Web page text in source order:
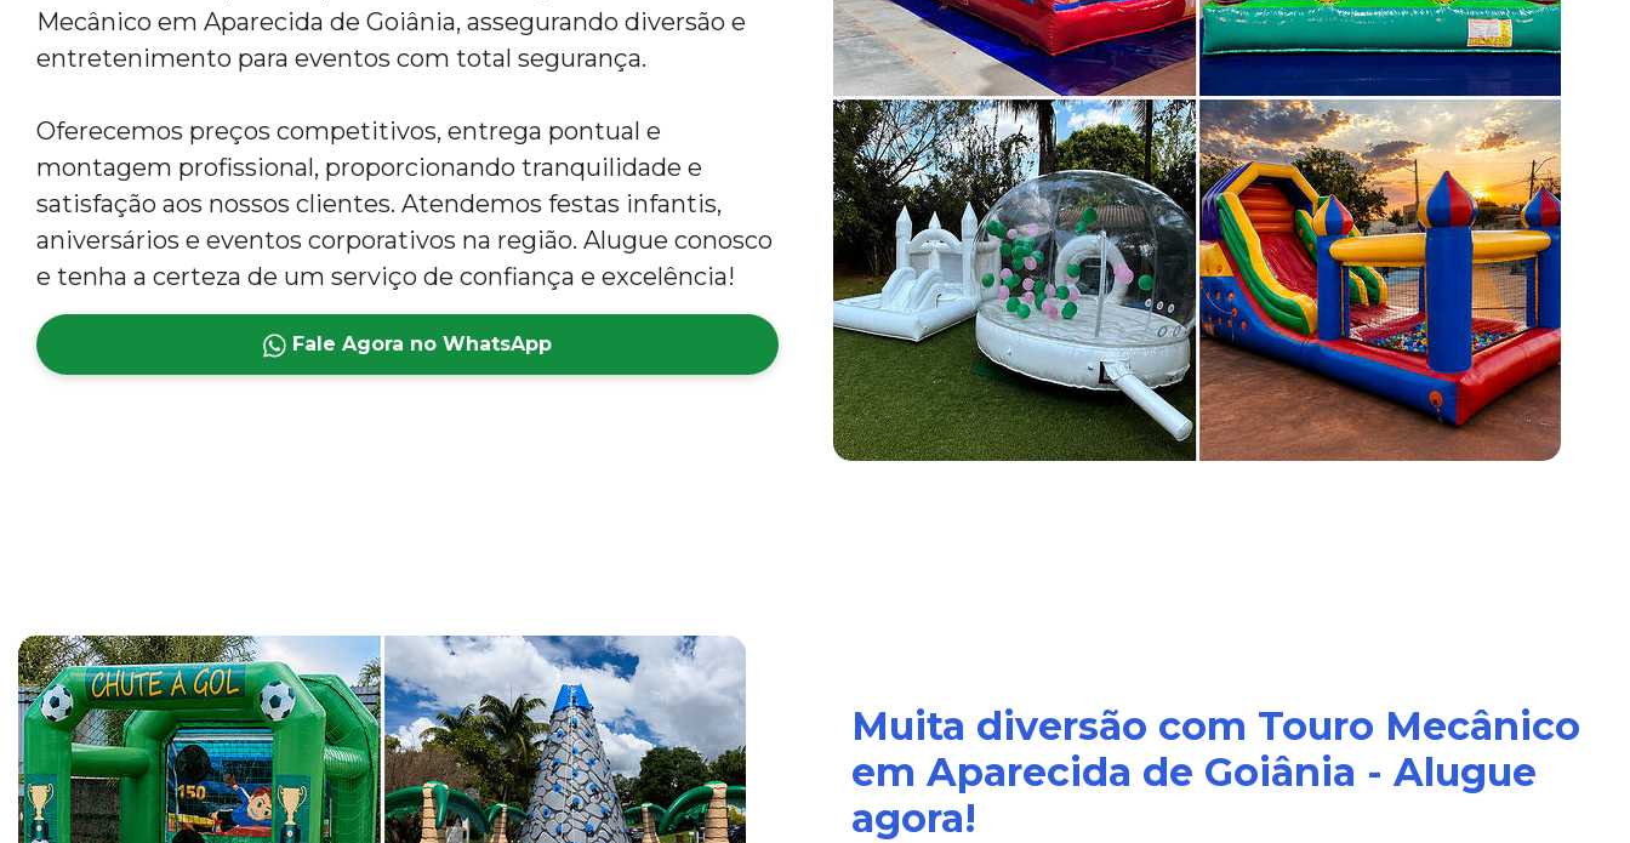
Mecânico em Aparecida de Goiânia, assegurando diversão e
entretenimento para eventos com total segurança.
Oferecemos preços competitivos, entrega pontual e
montagem profissional, proporcionando tranquilidade e
satisfação aos nossos clientes. Atendemos festas infantis,
aniversários e eventos corporativos na região. Alugue conosco
e tenha a certeza de um serviço de confiança e excelência!
Fale Agora no WhatsApp
Muita diversão com Touro Mecânico
em Aparecida de Goiânia - Alugue
agora!